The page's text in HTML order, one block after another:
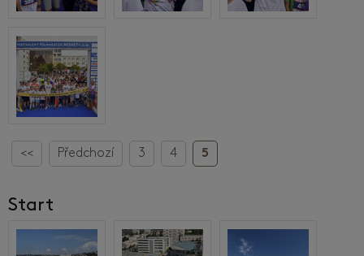
<< Předchozí 3 4 5
Start